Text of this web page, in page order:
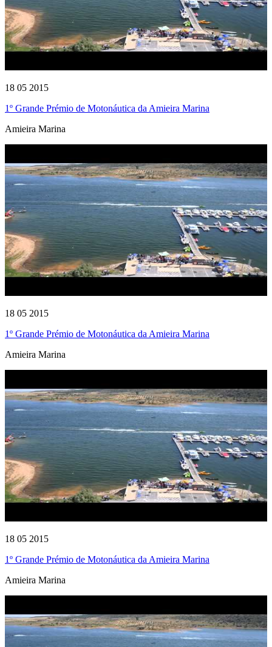
18 05 2015
1º Grande Prémio de Motonáutica da Amieira Marina
Amieira Marina
18 05 2015
1º Grande Prémio de Motonáutica da Amieira Marina
Amieira Marina
18 05 2015
1º Grande Prémio de Motonáutica da Amieira Marina
Amieira Marina